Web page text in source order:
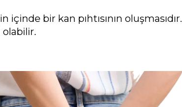
bir kan pıhtısının oluşmasıdır.